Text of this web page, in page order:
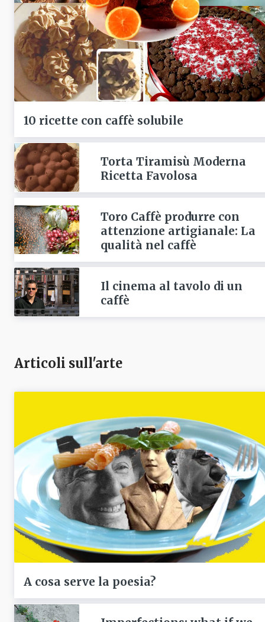
10 ricette con caffè solubile
Torta Tiramisù Moderna
Ricetta Favolosa
Toro Caffè produrre con
attenzione artigianale: La
qualità nel caffè
Il cinema al tavolo di un
caffè
Articoli sull'arte
A cosa serve la poesia?